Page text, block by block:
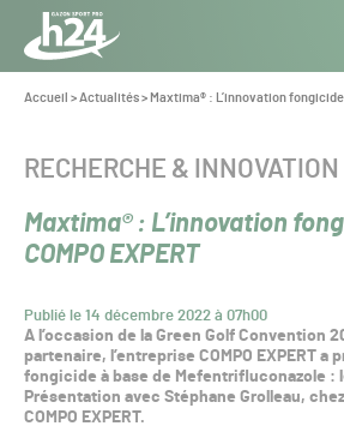
Panneau de gestion des cookies
Aller au contenu
Toute
l’info
Pro
Vous
Accueil >Actualités> Maxtima® : L’innovation fongicide
Maxtima® : L’innovation
COMPO EXPERT
Publié le 14 décembre 2022 à 07h00
CATÉGORIE :
RECHERCHE & INNOVATION
A l’occasion de la Green Golf Convention
partenaire, l’entreprise COMPO EXPERT a
fongicide à base de Mefentrifluconazole :
Présentation avec Stéphane Grolleau,
COMPO EXPERT.